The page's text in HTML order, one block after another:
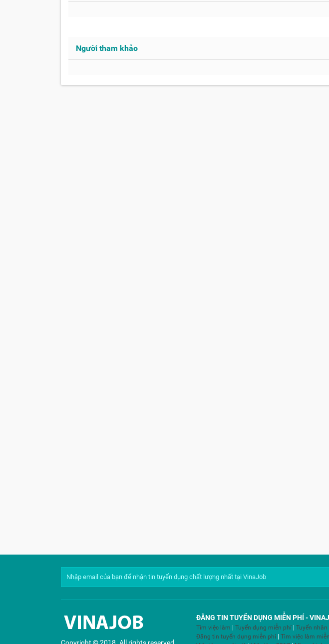
Người tham khảo
ĐĂNG TIN TUYỂN DỤNG MIỄN PHÍ -
Tìm việc làm Tuyển dụng miễn phí Tuyển nhân
Đăng tin tuyển dụng miễn phí
Tìm việc làm